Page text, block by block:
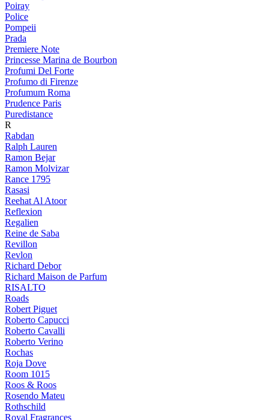
Poiray
Police
Pompeii
Prada
Premiere Note
Princesse Marina de Bourbon
Profumi Del Forte
Profumo di Firenze
Profumum Roma
Prudence Paris
Puredistance
R
Rabdan
Ralph Lauren
Ramon Bejar
Ramon Molvizar
Rance 1795
Rasasi
Reehat Al Atoor
Reflexion
Regalien
Reine de Saba
Revillon
Revlon
Richard Debor
Richard Maison de Parfum
RISALTO
Roads
Robert Piguet
Roberto Capucci
Roberto Cavalli
Roberto Verino
Rochas
Roja Dove
Room 1015
Roos & Roos
Rosendo Mateu
Rothschild
Royal Fragrances